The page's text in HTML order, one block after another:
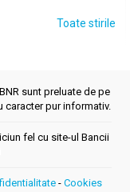
Toate stirile
sunt preluate de pe
caracter pur informativ.
fel cu site-ul Bancii
- Cookies